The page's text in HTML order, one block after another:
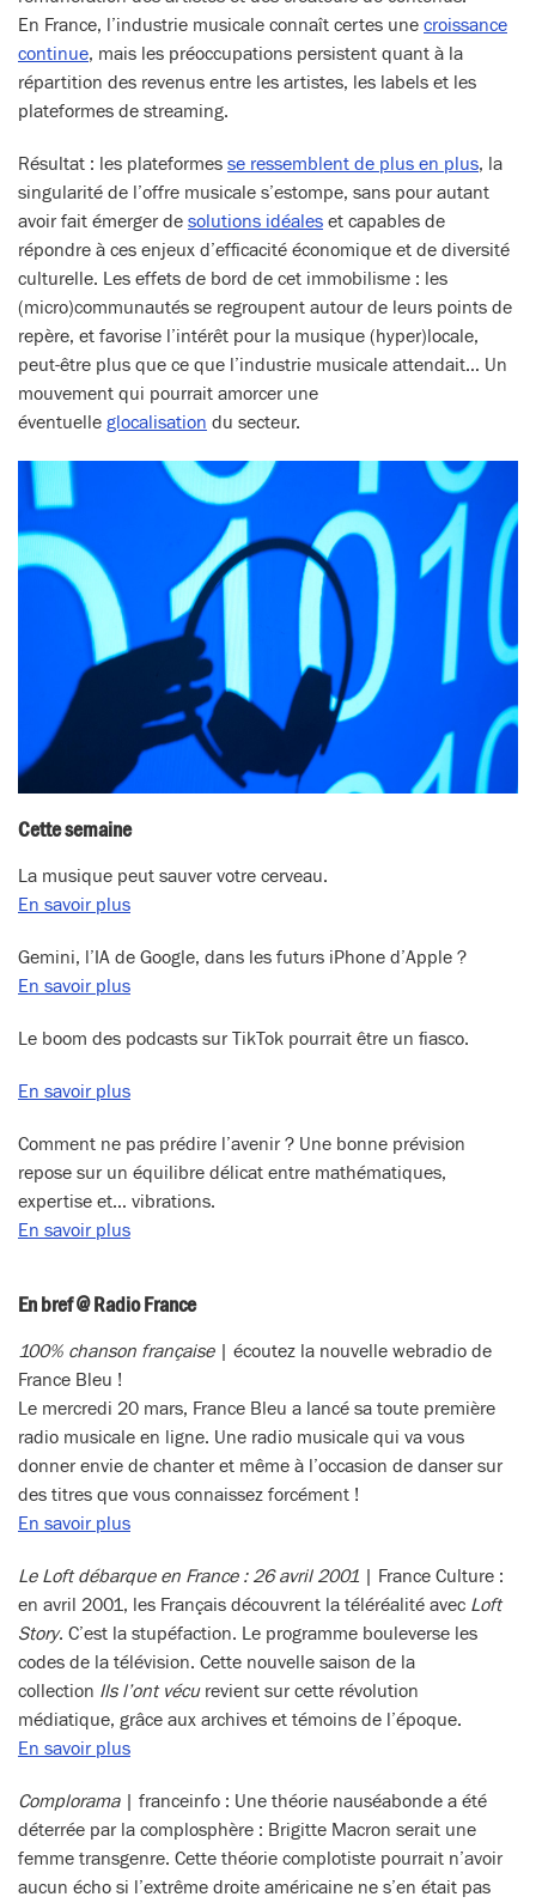
En France, l’industrie musicale connaît certes une croissance
continue, mais les préoccupations persistent quant à la
répartition des revenus entre les artistes, les labels et les
plateformes de streaming.
Résultat : les plateformes se ressemblent de plus en plus, la
singularité de l’offre musicale s’estompe, sans pour autant
avoir fait émerger de solutions idéales et capables de
répondre à ces enjeux d’efficacité économique et de diversité
culturelle. Les effets de bord de cet immobilisme : les
(micro)communautés se regroupent autour de leurs points de
repère, et favorise l’intérêt pour la musique (hyper)locale,
peut-être plus que ce que l’industrie musicale attendait… Un
mouvement qui pourrait amorcer une
éventuelle glocalisation du secteur.
Cette semaine
La musique peut sauver votre cerveau.
En savoir plus
Gemini, l’IA de Google, dans les futurs iPhone d’Apple ?
En savoir plus
Le boom des podcasts sur TikTok pourrait être un fiasco.
En savoir plus
Comment ne pas prédire l’avenir ? Une bonne prévision
repose sur un équilibre délicat entre mathématiques,
expertise et… vibrations.
En savoir plus
En bref @ Radio France
100% chanson française | écoutez la nouvelle webradio de
France Bleu !
Le mercredi 20 mars, France Bleu a lancé sa toute première
radio musicale en ligne. Une radio musicale qui va vous
donner envie de chanter et même à l’occasion de danser sur
des titres que vous connaissez forcément !
En savoir plus
Le Loft débarque en France : 26 avril 2001 | France Culture :
en avril 2001, les Français découvrent la téléréalité avec Loft
Story. C’est la stupéfaction. Le programme bouleverse les
codes de la télévision. Cette nouvelle saison de la
collection Ils l’ont vécurevient sur cette révolution
médiatique, grâce aux archives et témoins de l’époque.
En savoir plus
Complorama| franceinfo : Une théorie nauséabonde a été
déterrée par la complosphère : Brigitte Macron serait une
femme transgenre. Cette théorie complotiste pourrait n’avoir
aucun écho si l’extrême droite américaine ne s’en était pas